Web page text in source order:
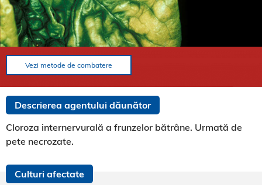
Vezi metode de combatere
Descrierea agentului dăunător
Cloroza internervurală a frunzelor bătrâne. Urmată de
pete necrozate.
Culturi afectate